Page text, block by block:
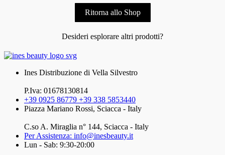
Ritorna allo Shop
Desideri esplorare altri prodotti?
Ines Distribuzione di Vella Silvestro
P.Iva: 01678130814
+39 0925 86779 +39 338 5853440
Piazza Mariano Rossi, Sciacca - Italy
C.so A. Miraglia n° 144, Sciacca - Italy
Per Assistenza: info@inesbeauty.it
Lun - Sab: 9:30-20:00